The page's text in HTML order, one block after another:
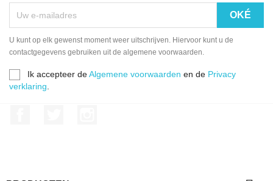
U kunt op elk gewenst moment weer uitschrijven. Hiervoor kunt u de
contactgegevens gebruiken uit de algemene voorwaarden.
Ik accepteer deAlgemene voorwaarden en de Privacy
verklaring